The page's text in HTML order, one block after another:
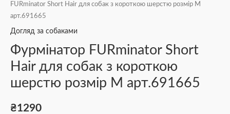
FURminator Short Hair для собак з короткою шерстю розмір М
арт.691665
Догляд за собаками
Фурмінатор FURminator Short
Hair для собак з короткою
шерстю розмір М арт.691665
₴1290